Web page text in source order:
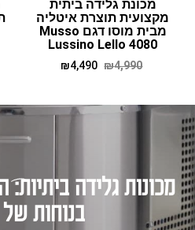
מכונת גלידה ביתית
מקצועית תוצרת איטליה
מבית מוסו דגם Musso
Lussino Lello 4080
₪4,990
₪4,490
מכונות גלידה
בנוחות